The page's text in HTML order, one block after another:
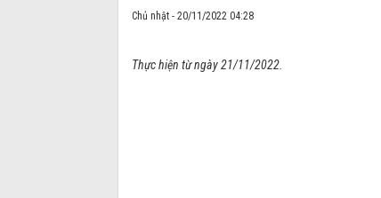
Chủ nhật - 20/11/2022 04:28
Thực hiện từ ngày 21/11/2022.